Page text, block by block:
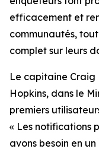
efficacement et
communautés,
complet sur leurs
Le capitaine Craig
Hopkins, dans le
premiers
« Les notifications
avons besoin en